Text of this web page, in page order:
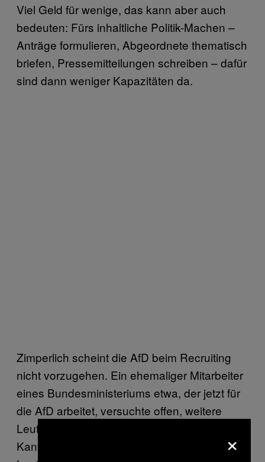
Viel Geld für wenige, das kann aber auch
bedeuten: Fürs inhaltliche Politik-Machen –
Anträge formulieren, Abgeordnete thematisch
briefen, Pressemitteilungen schreiben – dafür
sind dann weniger Kapazitäten da.
Zimperlich scheint die AfD beim Recruiting
nicht vorzugehen. Ein ehemaliger Mitarbeiter
eines Bundesministeriums etwa, der jetzt für
die AfD arbeitet, versuchte offen, weitere
Leute für die AfD anzuwerben. “Er kam in die
Kantine des Ministeriums und sprach dort ×